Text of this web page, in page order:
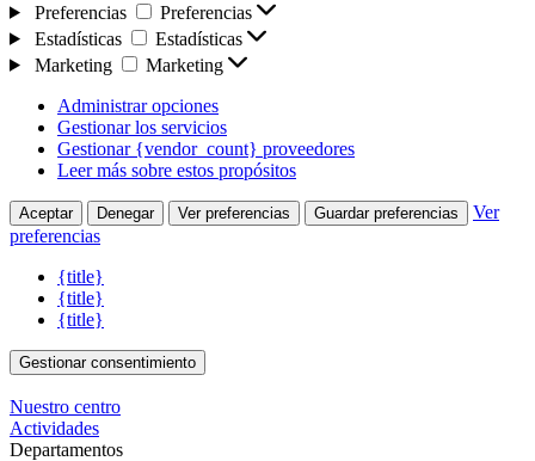
Preferencias
Preferencias
Estadísticas
Estadísticas
Marketing
Marketing
Administrar opciones
Gestionar los servicios
Gestionar {vendor_count} proveedores
Leer más sobre estos propósitos
Aceptar Denegar Ver preferencias Guardar preferencias
Ver
preferencias
{title}
{title}
{title}
Gestionar consentimiento
Nuestro centro
Actividades
Departamentos